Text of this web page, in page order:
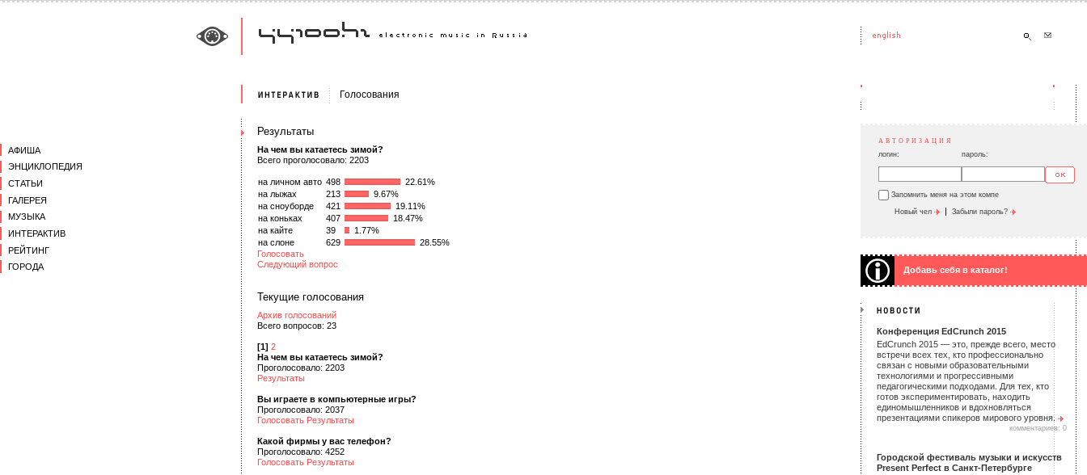
АФИША
ЭНЦИКЛОПЕДИЯ
СТАТЬИ
ГАЛЕРЕЯ
МУЗЫКА
ИНТЕРАКТИВ
РЕЙТИНГ
ГОРОДА
Голосования
Результаты
На чем вы катаетесь зимой?
Всего проголосовало: 2203
на личном авто 498
22.61%
на лыжах
213
9.67%
на сноуборде
421
19.11%
на коньках
407
18.47%
на кайте
39
1.77%
на слоне
629
28.55%
Голосовать
Следующий вопрос
Текущие голосования
Архив голосований
Всего вопросов: 23
[1] 2
На чем вы катаетесь зимой?
Проголосовало: 2203
Результаты
Вы играете в компьютерные игры?
Проголосовало: 2037
Голосовать Результаты
Какой фирмы у вас телефон?
Проголосовало: 4252
Голосовать Результаты
АВТОРИЗАЦИЯ
логин: пароль:
Запомнить меня на этом компе
Новый чел | Забыли пароль?
Добавь себя в каталог!
Конференция EdCrunch 2015
EdCrunch 2015 — это, прежде всего, место
встречи всех тех, кто профессионально
связан с новыми образовательными
технологиями и прогрессивными
педагогическими подходами. Для тех, кто
готов экспериментировать, находить
единомышленников и вдохновляться
презентациями спикеров мирового уровня.
комментариев: 0
Городской фестиваль музыки и искусств
Present Perfect в Санкт-Петербурге